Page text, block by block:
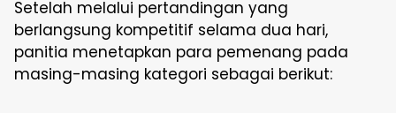
Setelah melalui pertandingan yang
berlangsung kompetitif selama dua hari,
panitia menetapkan para pemenang pada
masing-masing kategori sebagai berikut: